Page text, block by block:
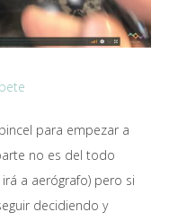
para empezar a
no es del todo
a aerógrafo) pero si
decidiendo y